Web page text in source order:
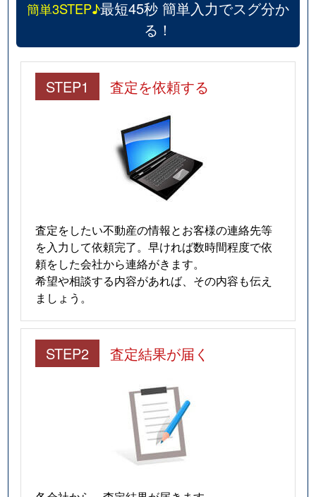
簡単3STEP♪最短45秒 簡単入力でスグ分か
る！
STEP1 査定を依頼する
査定をしたい不動産の情報とお客様の連絡先等
を入力して依頼完了。早ければ数時間程度で依
頼をした会社から連絡がきます。
希望や相談する内容があれば、その内容も伝え
ましょう。
STEP2 査定結果が届く